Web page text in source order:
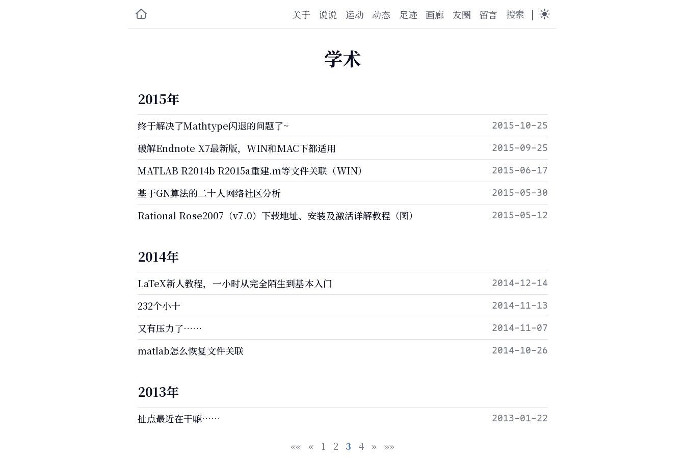
关于 说说 运动 动态 足迹 画廊 友圈 留言 搜索 |
学术
2015年
终于解决了Mathtype闪退的问题了~ 2015-10-25
破解Endnote X7最新版，WIN和MAC下都适用 2015-09-25
MATLAB R2014b R2015a重建.m等文件关联（WIN） 2015-06-17
基于GN算法的二十人网络社区分析 2015-05-30
Rational Rose2007（v7.0）下载地址、安装及激活详解教程（图） 2015-05-12
2014年
LaTeX新人教程，一小时从完全陌生到基本入门 2014-12-14
232个小十 2014-11-13
又有压力了…… 2014-11-07
matlab怎么恢复文件关联 2014-10-26
2013年
扯点最近在干嘛…… 2013-01-22
«« « 1 2 3 4 » »»